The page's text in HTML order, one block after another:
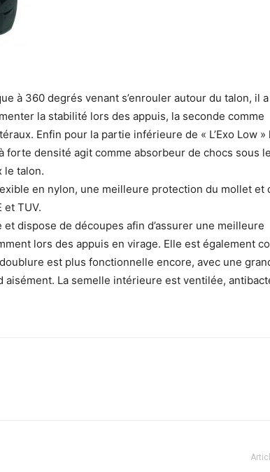
à 360 degrés venant s’enrouler autour du talon, il
la stabilité lors des appuis, la seconde comme
Enfin pour la partie inférieure de « L’Exo Low »
forte densité agit comme absorbeur de chocs sous
le talon.
en nylon, une meilleure protection du mollet et
et TUV.
dispose de découpes afin d’assurer une meilleure
lors des appuis en virage. Elle est également
est plus fonctionnelle encore, avec une
La semelle intérieure est ventilée,